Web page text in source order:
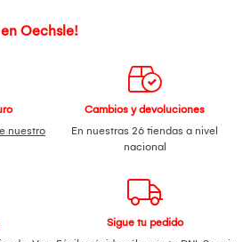
Oechsle!
nuestro
Cambios y devoluciones
En nuestras 26 tiendas a nivel
nacional
Sigue tu pedido